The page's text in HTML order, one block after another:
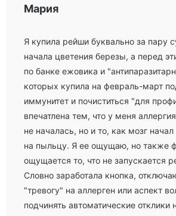
Мария
Я купила рейши буквально за пару
начала цветения березы, а перед
по банке ежовика и
которых купила на февраль-март
иммунитет и почиститься "для
впечатлена тем, что у меня
не началась, но и то, как мозг начал
на пыльцу. Я ее ощущаю, но также
ощущается то, что не запускается
Словно заработала кнопка,
"тревогу" на аллерген или аспект
подчинять автоматические отклики